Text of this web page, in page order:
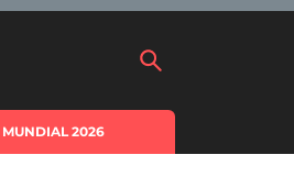
MUNDIAL 2026